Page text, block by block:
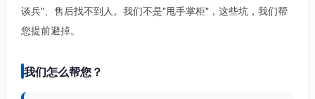
谈兵"、售后找不到人。我们不是"甩手掌柜"，这些坑，我们帮
您提前避掉。
我们怎么帮您？